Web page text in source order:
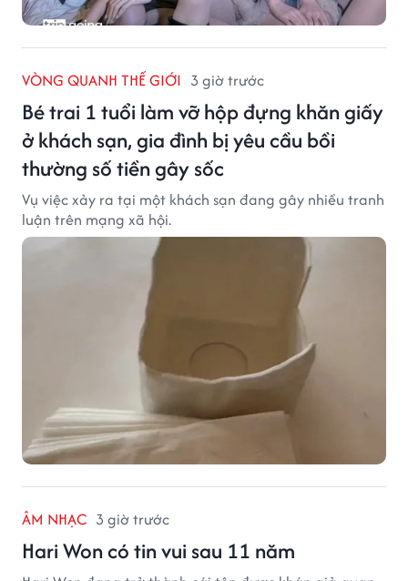
VÒNG QUANH THẾ GIỚI 3 giờ trước
Bé trai 1 tuổi làm vỡ hộp đựng khăn giấy
ở khách sạn, gia đình bị yêu cầu bồi
thường số tiền gây sốc
Vụ việc xảy ra tại một khách sạn đang gây nhiều tranh
luận trên mạng xã hội.
ÂM NHẠC 3 giờ trước
Hari Won có tin vui sau 11 năm